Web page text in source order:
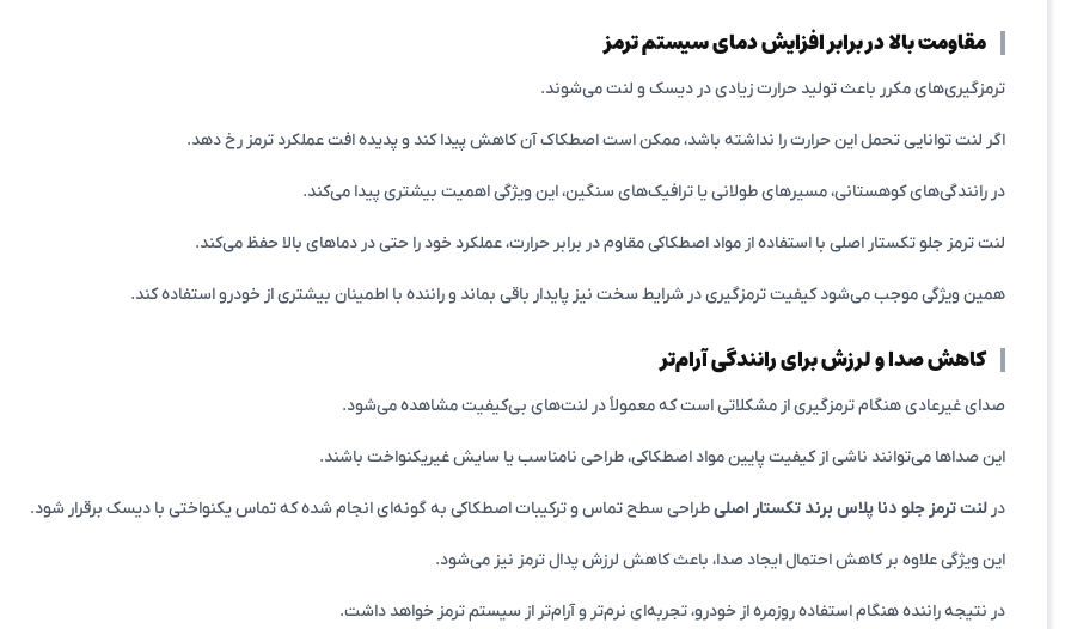
مقاومت بالا در برابر افزایش دمای سیستم ترمز
ترمزگیری‌های مکرر باعث تولید حرارت زیادی در دیسک و لنت می‌شوند.
اگر لنت توانایی تحمل این حرارت را نداشته باشد، ممکن است اصطکاک آن کاهش پیدا کند و پدیده افت عملکرد ترمز رخ دهد.
در رانندگی‌های کوهستانی، مسیرهای طولانی یا ترافیک‌های سنگین، این ویژگی اهمیت بیشتری پیدا می‌کند.
لنت ترمز جلو تکستار اصلی با استفاده از مواد اصطکاکی مقاوم در برابر حرارت، عملکرد خود را حتی در دماهای بالا حفظ می‌کند.
همین ویژگی موجب می‌شود کیفیت ترمزگیری در شرایط سخت نیز پایدار باقی بماند و راننده با اطمینان بیشتری از خودرو استفاده کند.
کاهش صدا و لرزش برای رانندگی آرام‌تر
صدای غیرعادی هنگام ترمزگیری از مشکلاتی است که معمولاً در لنت‌های بی‌کیفیت مشاهده می‌شود.
این صداها می‌توانند ناشی از کیفیت پایین مواد اصطکاکی، طراحی نامناسب یا سایش غیریکنواخت باشند.
در لنت ترمز جلو دنا پلاس برند تکستار اصلیطراحی سطح تماس و ترکیبات اصطکاکی به گونه‌ای انجام شده که تماس یکنواختی با دیسک برقرار شود.
این ویژگی علاوه بر کاهش احتمال ایجاد صدا، باعث کاهش لرزش پدال ترمز نیز می‌شود.
در نتیجه راننده هنگام استفاده روزمره از خودرو، تجربه‌ای نرم‌تر و آرام‌تر از سیستم ترمز خواهد داشت.